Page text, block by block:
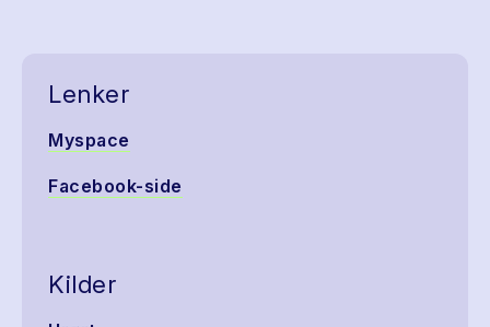
Lenker
Myspace
Facebook-side
Kilder